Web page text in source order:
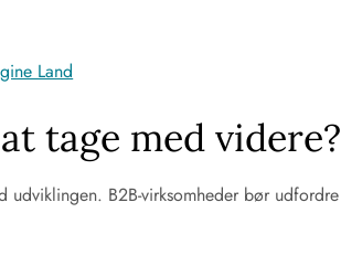
Land
tage med videre?
udviklingen. B2B-virksomheder bør